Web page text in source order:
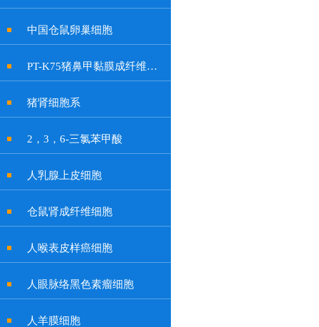
中国仓鼠卵巢细胞
PT-K75猪鼻甲黏膜成纤维贴壁细胞系
猪肾细胞系
2，3，6-三氯苯甲酸
人乳腺上皮细胞
仓鼠肾成纤维细胞
人喉表皮样癌细胞
人眼脉络黑色素瘤细胞
人羊膜细胞